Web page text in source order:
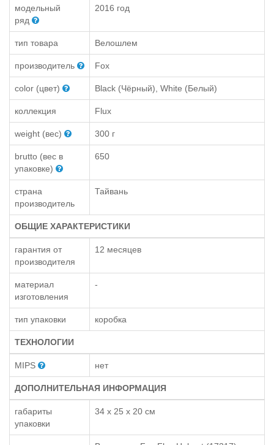
модельный
ряд
2016 год
тип товара Велошлем
производитель Fox
color (цвет) Black (Чёрный), White (Белый)
коллекция Flux
weight (вес) 300 г
brutto (вес в
упаковке)
650
страна
производитель
Тайвань
ОБЩИЕ ХАРАКТЕРИСТИКИ
гарантия от
производителя
12 месяцев
материал
изготовления
-
тип упаковки коробка
ТЕХНОЛОГИИ
MIPS нет
ДОПОЛНИТЕЛЬНАЯ ИНФОРМАЦИЯ
габариты
упаковки
34 x 25 x 20 см